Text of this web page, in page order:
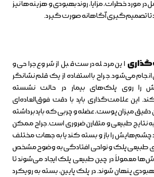
مورد خطرات، مزایا، روند بهبودی و هزینه‌ها نیز
تا تصمیم‌گیری آگاهانه صورت گیرد.
این مرحله درست قبل از شروع جراحی و
انجام می‌شود. جراح با استفاده از یک قلم نشانگر
را روی پلک‌های بیمار در حالت نشسته
این علامت‌گذاری باید با دقت فوق‌العاده‌ای
دقیق میزان پوست، عضله و چربی که باید برداشته
به نتایج طبیعی و متقارن ضروری است. جراح ممکن
چشم‌هایش را باز و بسته کند یا به جهات مختلف
طبیعی پلک و نواحی افتادگی به وضوح مشخص
معمولاً در چین طبیعی پلک ایجاد می‌شوند تا
پنهان شوند. در پلک پایین، بسته به رویکرد